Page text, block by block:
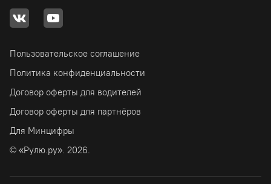
Пользовательское соглашение
Политика конфиденциальности
Договор оферты для водителей
Договор оферты для партнёров
Для Минцифры
© «Рулю.ру». 2026.